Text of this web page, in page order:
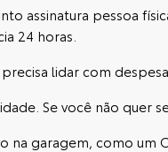
assinatura pessoa
24 horas.
lidar com
Se você não quer
na garagem, como um